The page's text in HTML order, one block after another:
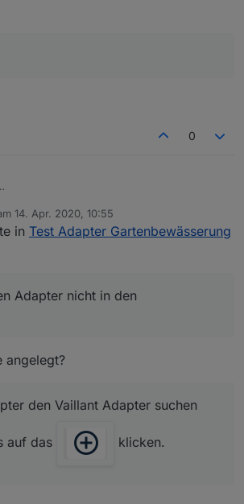
0
sehe ich, dass die Version 0.0.3
ist.
paul
14. Apr. 2020, 10:55
von
in Test Adapter Gartenbewässerung
Adapter nicht in den
angelegt?
den Vaillant Adapter suchen
auf das klicken.